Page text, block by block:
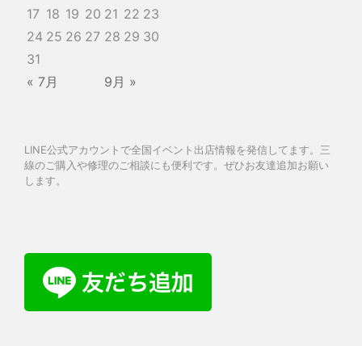
17 18 19 20 21 22 23
24 25 26 27 28 29 30
31
« 7月
9月 »
LINE公式アカウントで全国イベント出店情報を発信してます。三
線のご購入や修理のご相談にも便利です。ぜひお友達追加お願い
します。